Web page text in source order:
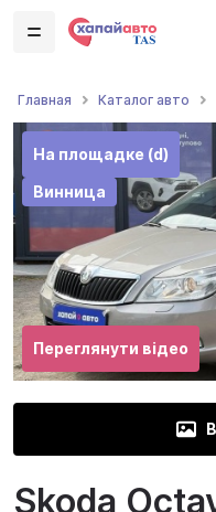
Главная Каталог авто
На площадке (d)
Винница
Переглянути відео
Skoda